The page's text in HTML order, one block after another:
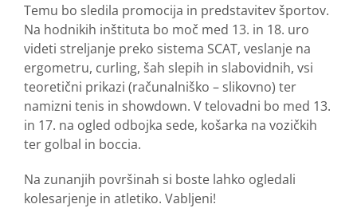
Temu bo sledila promocija in predstavitev športov.
Na hodnikih inštituta bo moč med 13. in 18. uro
videti streljanje preko sistema SCAT, veslanje na
ergometru, curling, šah slepih in slabovidnih, vsi
teoretični prikazi (računalniško – slikovno) ter
namizni tenis in showdown. V telovadni bo med 13.
in 17. na ogled odbojka sede, košarka na vozičkih
ter golbal in boccia.
Na zunanjih površinah si boste lahko ogledali
kolesarjenje in atletiko. Vabljeni!